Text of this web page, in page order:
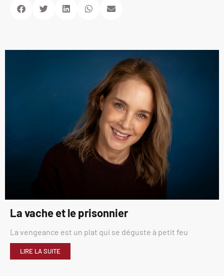
La vache et le prisonnier
La vengeance est un plat qui se déguste à petit feu
LIRE LA SUITE